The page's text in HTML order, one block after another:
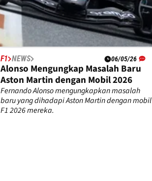
F1 NEWS 06/05/26
Alonso Mengungkap Masalah Baru
Aston Martin dengan Mobil 2026
Fernando Alonso mengungkapkan masalah
baru yang dihadapi Aston Martin dengan mobil
F1 2026 mereka.